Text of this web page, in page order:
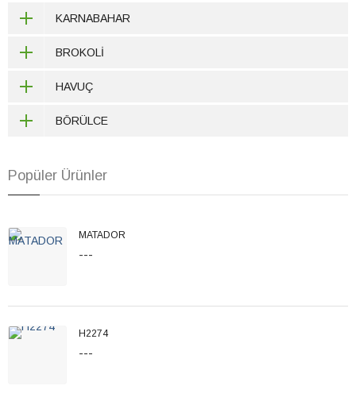
KARNABAHAR
BROKOLİ
HAVUÇ
BÖRÜLCE
Popüler Ürünler
MATADOR
---
H2274
---